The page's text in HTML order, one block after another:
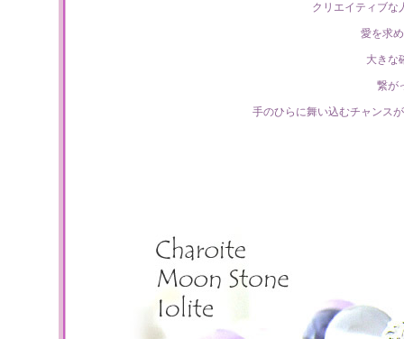
クリエイティブ
愛を求
大きな
繋が
手のひらに舞い込むチャンス